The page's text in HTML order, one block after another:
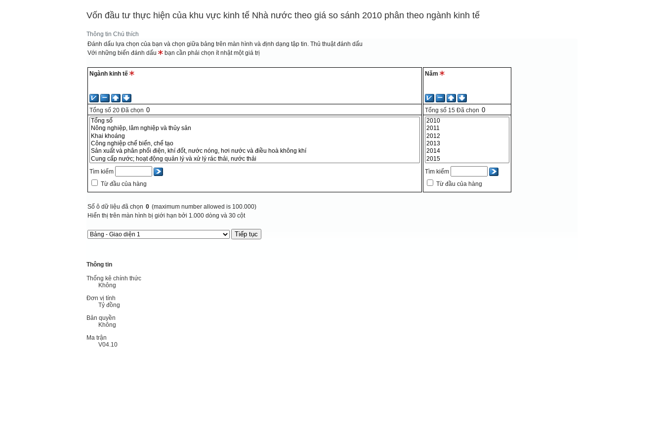
Vốn đầu tư thực hiện của khu vực kinh tế Nhà nước theo giá so sánh 2010 phân theo ngành kinh tế
Thông tin Chú thích
Đánh dấu lựa chọn của bạn và chọn giữa bảng trên màn hình và định dạng tập tin.Thủ thuật đánh dấu
Với những biến đánh dấu
bạn cần phải chọn ít nhật một giá trị
Ngành kinh tế
Tổng số 20 Đã chọn
Tìm kiếm
Từ đầu của hàng
Năm
Tổng số 15 Đã chọn
Tìm kiếm
Từ đầu của hàng
Số ô dữ liệu đã chọn 0 (maximum number allowed is 100.000)
Hiển thị trên màn hình bị giới hạn bởi 1.000 dòng và 30 cột
Thông tin
Thống kê chính thức
Không
Đơn vị tính
Tỷ đồng
Bản quyền
Không
Ma trận
V04.10